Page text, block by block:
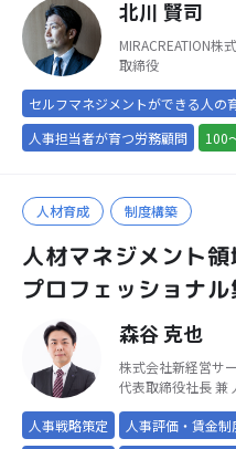
北川 賢司
MIRACREATION株
取締役
セルフマネジメントができる人の
人事担当者が育つ労務顧問
100
人材育成 制度構築
人材マネジメント
プロフェッショナル
森谷 克也
株式会社新経営サ
代表取締役社長 兼
人事戦略策定 人事評価・賃金制